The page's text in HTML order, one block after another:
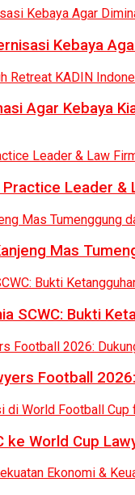
Kebaya
Agar Kebaya
Leader
Mas
SCWC: Bukti
Football
ke World Cup